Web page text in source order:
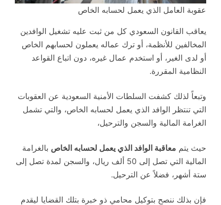
عقوبة العامل الذي يعمل لحسابه الخاص
يعاقب القانون السعودي كل من ثبت عليه تشغيل الوافدين
المخالفين للأنظمة، أو ترك عماله يعملون لحسابهم الخاص
أو لدى الغير، أو استخدم عمال غيره، دون اتباع القواعد
النظامية المقررة.
وتبعاً لذلك كشفت السلطات الأمنية السعودية عن العقوبات
التي تنتظر الوافد الذي يعمل لحسابه الخاص، والتي تشمل
الغرامة المالية والسجن والترحيل،
حيث يتم معاقبة الوافد الذي يعمل لحسابه الخاص بالغرامة
المالية التي تصل إلى 50 ألف ريال، والسجن لمدة تصل إلى
ستة أشهر، فضلاً عن الترحيل.
فإن بذلك ننصح بتوكيل محامي ذو خبرة بتلك القضايا ليقدم